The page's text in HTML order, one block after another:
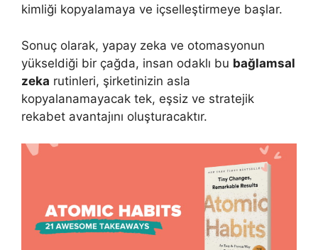
kimliği kopyalamaya ve içselleştirmeye başlar.
Sonuç olarak, yapay zeka ve otomasyonun
yükseldiği bir çağda, insan odaklı bu bağlamsal
zeka rutinleri, şirketinizin asla
kopyalanamayacak tek, eşsiz ve stratejik
rekabet avantajını oluşturacaktır.